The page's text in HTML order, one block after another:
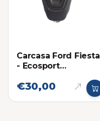
Carcasa Ford Fiesta
- Ecosport
Proximidad
€30,00